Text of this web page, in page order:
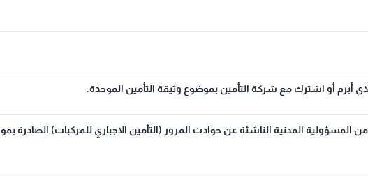
أبرم أو اشترك مع شركة التأمين بموضوع وثيقة التأمين الموحدة.
المسؤولية المدنية الناشئة عن حوادث المرور (التأمين الاجباري للمركبات) الصادرة